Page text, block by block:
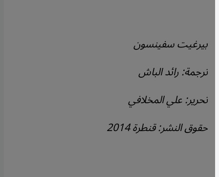
بيرغيت سفينسون
ترجمة: رائد الباش
تحرير: علي المخلافي
حقوق النشر: قنطرة 2014